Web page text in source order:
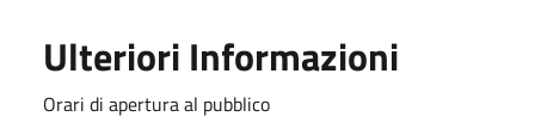
Ulteriori Informazioni
Orari di apertura al pubblico